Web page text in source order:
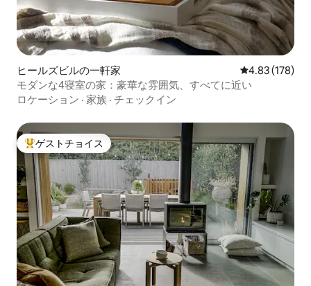
ヒールズビルの一軒家 レビュー178
4.83 (178)
モダンな4寝室の家：豪華な雰囲気、すべてに近い
ロケーション · 家族 · チェックイン
大好評のゲストチョイスです。
ゲストチョイス